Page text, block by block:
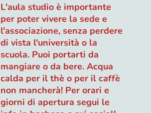
L'aula studio è importante
per poter vivere la sede e
l'associazione, senza perdere
di vista l'università o la
scuola. Puoi portarti da
mangiare o da bere. Acqua
calda per il thè o per il caffè
non mancherà! Per orari e
giorni di apertura segui le